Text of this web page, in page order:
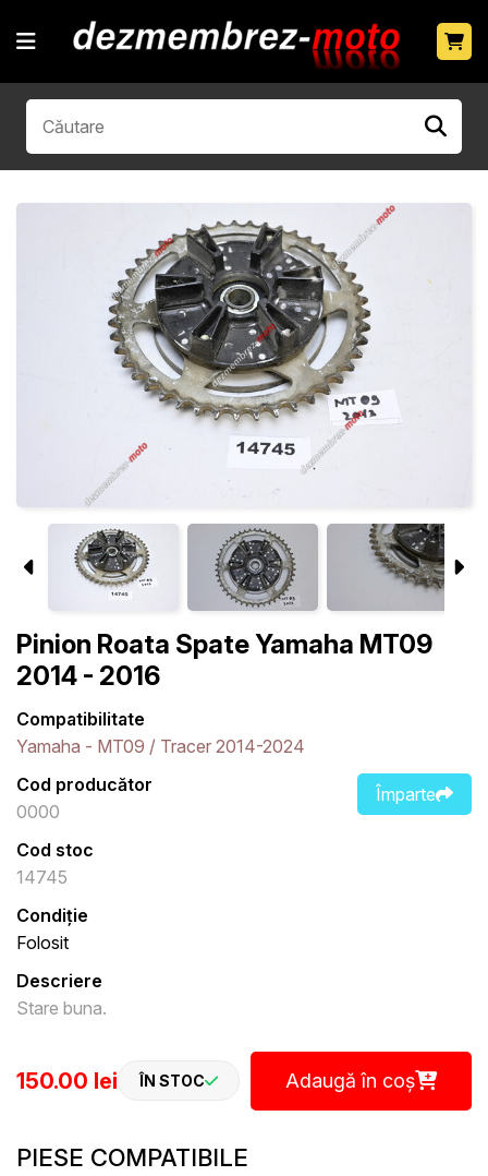
Pinion Roata Spate Yamaha MT09
2014 - 2016
Compatibilitate
Yamaha - MT09 / Tracer 2014-2024
Împarte
Cod producător
0000
Cod stoc
14745
Condiție
Folosit
Descriere
Stare buna.
150.00 lei ÎN STOC Adaugă în coș
PIESE COMPATIBILE